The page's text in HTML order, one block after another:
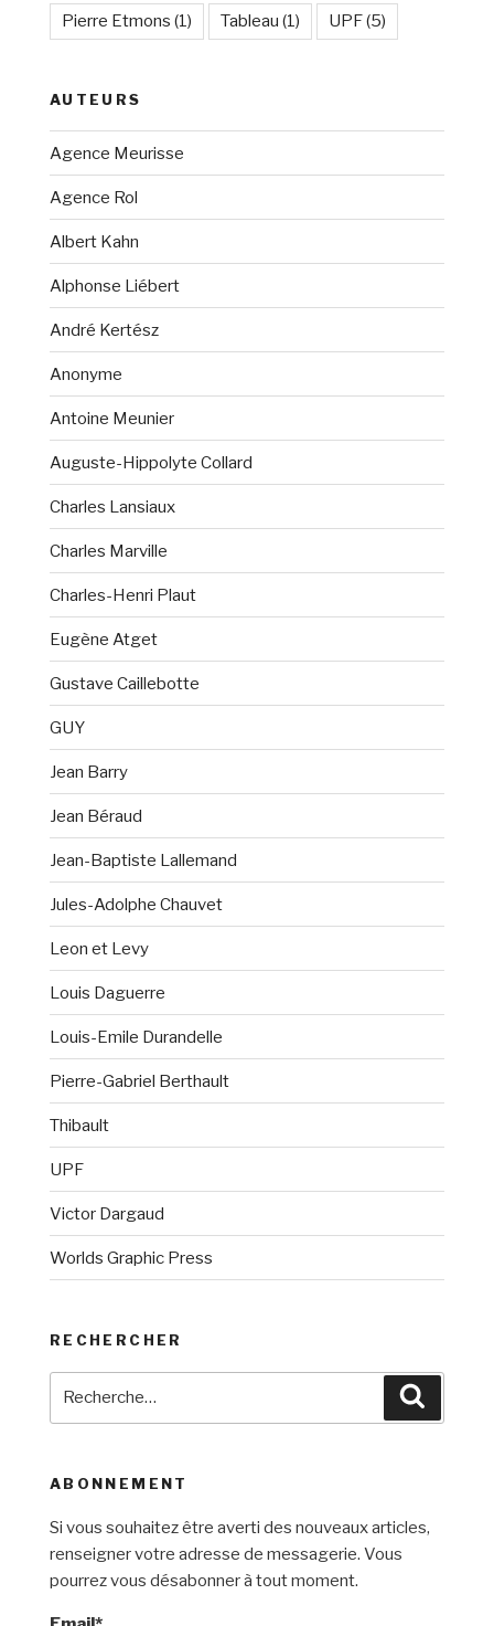
Pierre Etmons (1) Tableau (1) UPF(5)
AUTEURS
Agence Meurisse
Agence Rol
Albert Kahn
Alphonse Liébert
André Kertész
Anonyme
Antoine Meunier
Auguste-Hippolyte Collard
Charles Lansiaux
Charles Marville
Charles-Henri Plaut
Eugène Atget
Gustave Caillebotte
GUY
Jean Barry
Jean Béraud
Jean-Baptiste Lallemand
Jules-Adolphe Chauvet
Leon et Levy
Louis Daguerre
Louis-Emile Durandelle
Pierre-Gabriel Berthault
Thibault
UPF
Victor Dargaud
Worlds Graphic Press
RECHERCHER
ABONNEMENT
Si vous souhaitez être averti des nouveaux articles,
renseigner votre adresse de messagerie. Vous
pourrez vous désabonner à tout moment.